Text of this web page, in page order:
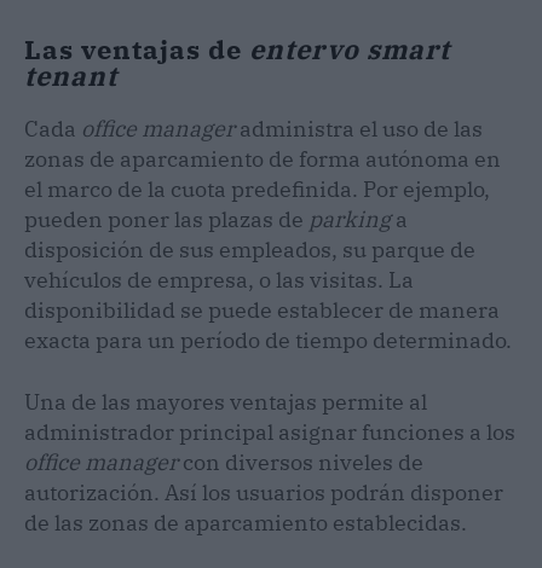
Las ventajas de entervo smart
tenant
Cada office manageradministra el uso de las
zonas de aparcamiento de forma autónoma en
el marco de la cuota predefinida. Por ejemplo,
pueden poner las plazas de parkinga
disposición de sus empleados, su parque de
vehículos de empresa, o las visitas. La
disponibilidad se puede establecer de manera
exacta para un período de tiempo determinado.
Una de las mayores ventajas permite al
administrador principal asignar funciones a los
office managercon diversos niveles de
autorización. Así los usuarios podrán disponer
de las zonas de aparcamiento establecidas.